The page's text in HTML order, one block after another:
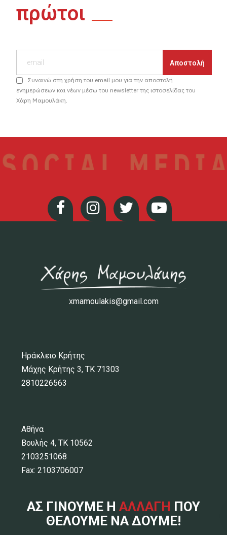
πρώτοι
Συναινώ στη χρήση του email μου για την αποστολή
ενημερώσεων και νέων μέσω του newsletter της ιστοσελίδας του
Χάρη Μαμουλάκη.
xmamoulakis@gmail.com
Ηράκλειο Κρήτης
Μάχης Κρήτης 3, ΤΚ 71303
2810226563
Αθήνα
Βουλής 4, ΤΚ 10562
2103251068
Fax: 2103706007
ΑΣ ΓΙΝΟΥΜΕ Η ΑΛΛΑΓΗ ΠΟΥ
ΘΕΛΟΥΜΕ ΝΑ ΔΟΥΜΕ!